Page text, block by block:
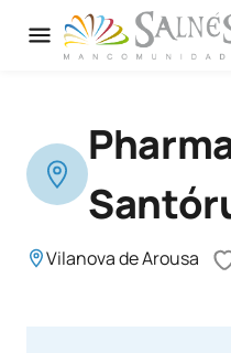
Vilanova de Arousa